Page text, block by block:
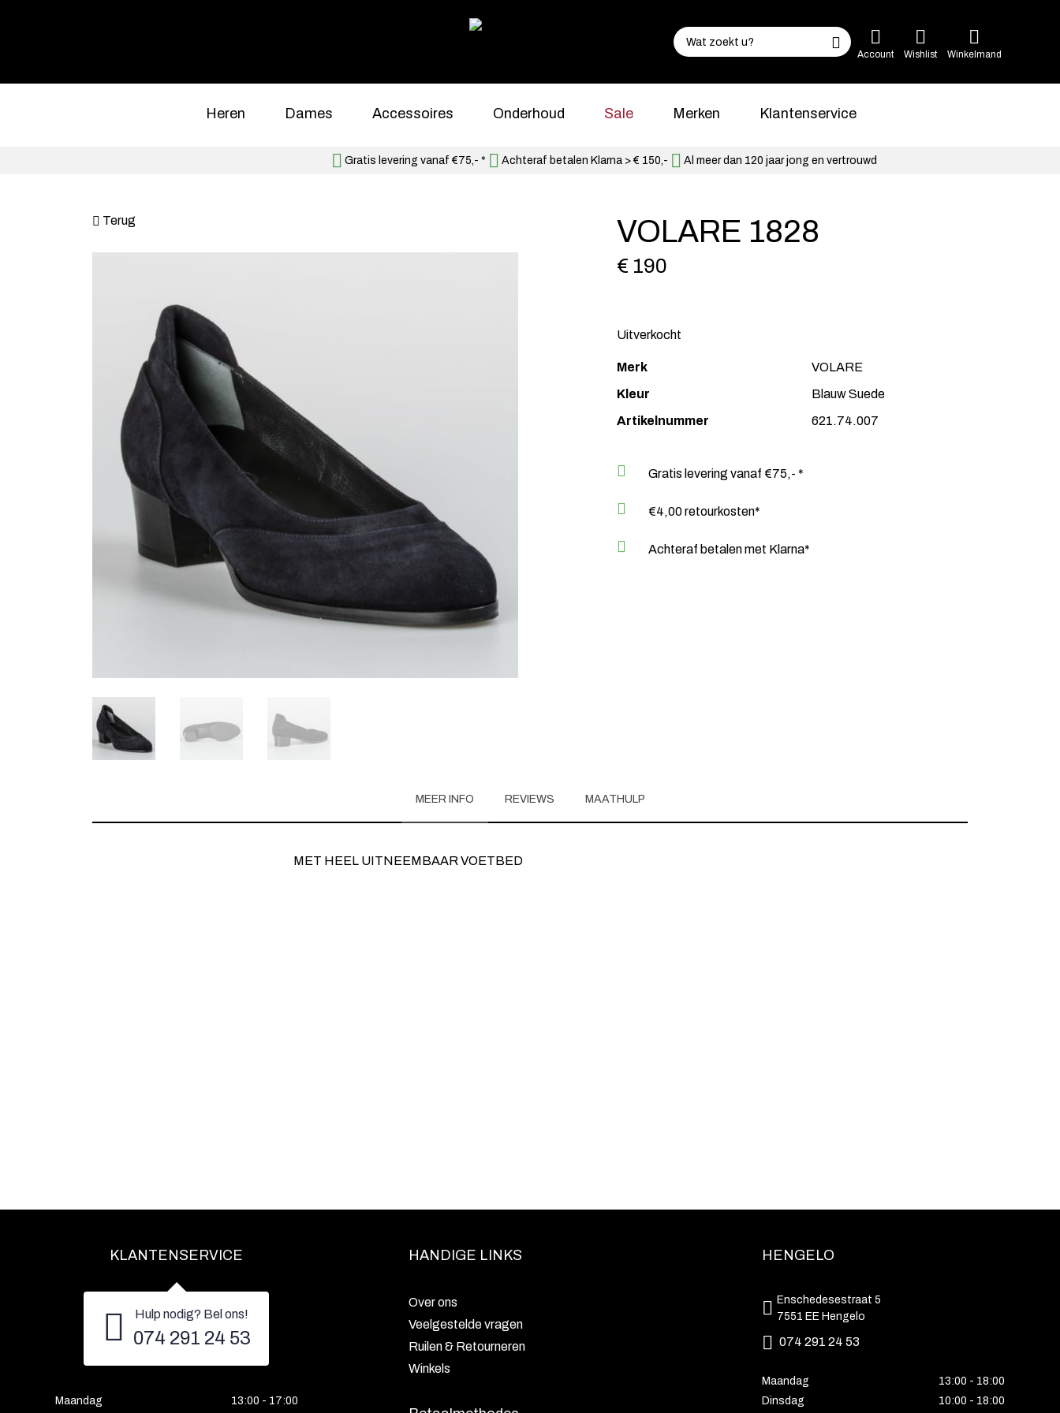
Account Wishlist Winkelmand
Heren Dames Accessoires Onderhoud Sale Merken Klantenservice
Gratis levering vanaf €75,- * Achteraf betalen Klarna > € 150,- Al meer dan 120 jaar jong en vertrouwd
Terug VOLARE 1828
€ 190
Uitverkocht
Merk
VOLARE
Kleur
Blauw Suede
Artikelnummer
621.74.007
Gratis levering vanaf €75,- *
€4,00 retourkosten*
Achteraf betalen met Klarna*
MEER INFO REVIEWS MAATHULP
MET HEEL UITNEEMBAAR VOETBED
KLANTENSERVICE
Hulp nodig? Bel ons!
074 291 24 53
Maandag 13:00 - 17:00
HANDIGE LINKS
Over ons
Veelgestelde vragen
Ruilen & Retourneren
Winkels
HENGELO
Enschedesestraat 5
7551 EE Hengelo
074 291 24 53
Maandag
13:00 - 18:00
Dinsdag
10:00 - 18:00